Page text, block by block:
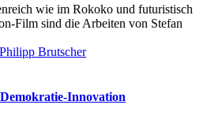
wie im Rokoko und futuristisch
Film sind die Arbeiten von Stefan
Innovation